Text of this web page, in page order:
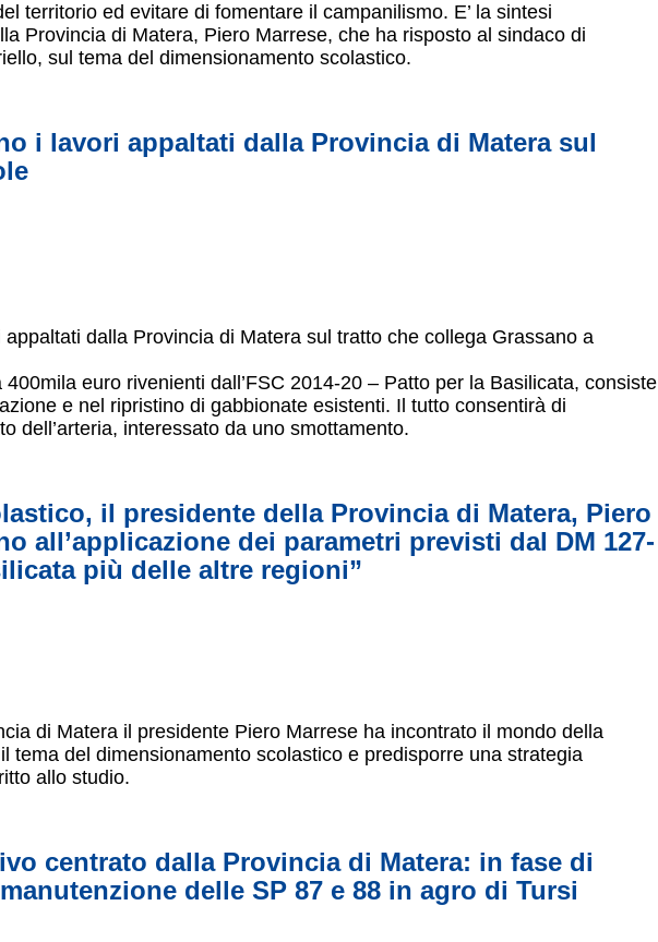
territorio ed evitare di fomentare il campanilismo. E’ la sintesi
Provincia di Matera, Piero Marrese, che ha risposto al sindaco di
sul tema del dimensionamento scolastico.
i lavori appaltati dalla Provincia di Matera sul
dalla Provincia di Matera sul tratto che collega Grassano a
400mila euro rivenienti dall’FSC 2014-20 – Patto per la Basilicata, consiste
e nel ripristino di gabbionate esistenti. Il tutto consentirà di
dell’arteria, interessato da uno smottamento.
il presidente della Provincia di Matera, Piero
all’applicazione dei parametri previsti dal DM 127-
più delle altre regioni”
di Matera il presidente Piero Marrese ha incontrato il mondo della
tema del dimensionamento scolastico e predisporre una strategia
allo studio.
centrato dalla Provincia di Matera: in fase di
delle SP 87 e 88 in agro di Tursi